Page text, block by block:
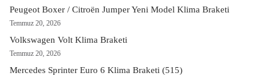
Peugeot Boxer / Citroën Jumper Yeni Model Klima Braketi
Temmuz 20, 2026
Volkswagen Volt Klima Braketi
Temmuz 20, 2026
Mercedes Sprinter Euro 6 Klima Braketi (515)